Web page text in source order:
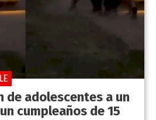
de adolescentes a un
cumpleaños de 15